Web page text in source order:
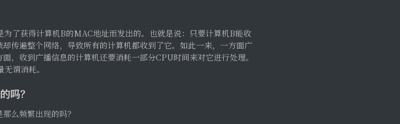
了获得计算机B的MAC地址而发出的。也就是说：只要计算机B能收
传遍整个网络，导致所有的计算机都收到了它。如此一来，一方面广
，收到广播信息的计算机还要消耗一部分CPU时间来对它进行处理。
谓消耗。
吗？
么频繁出现的吗？